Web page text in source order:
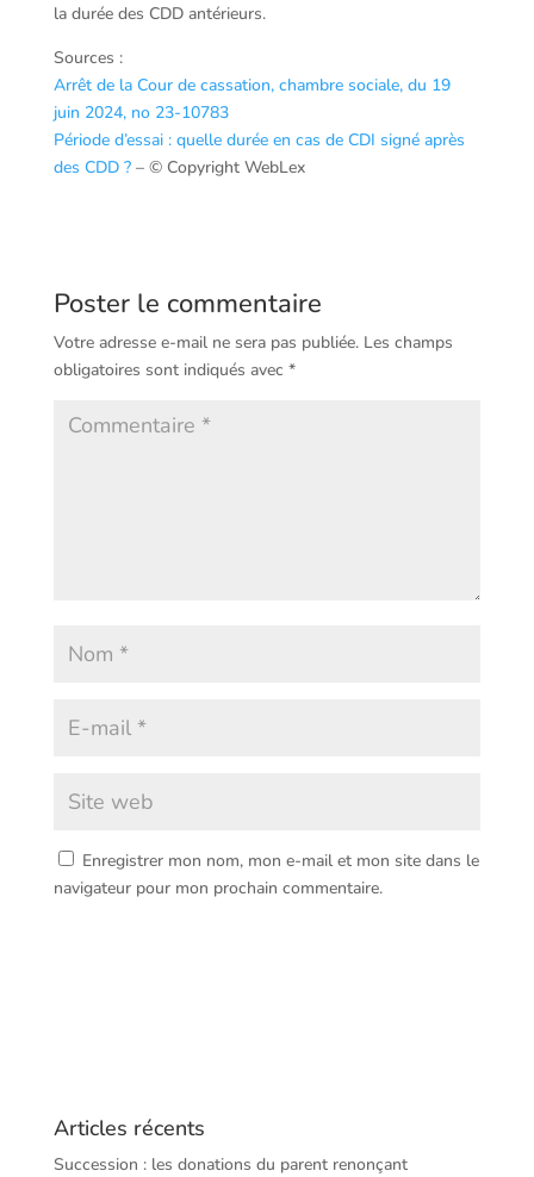
la durée des CDD antérieurs.
Sources :
Arrêt de la Cour de cassation, chambre sociale, du 19
juin 2024, no 23-10783
Période d’essai : quelle durée en cas de CDI signé après
des CDD ? – © Copyright WebLex
Poster le commentaire
Votre adresse e-mail ne sera pas publiée. Les champs
obligatoires sont indiqués avec *
Enregistrer mon nom, mon e-mail et mon site dans le
navigateur pour mon prochain commentaire.
Articles récents
Succession : les donations du parent renonçant